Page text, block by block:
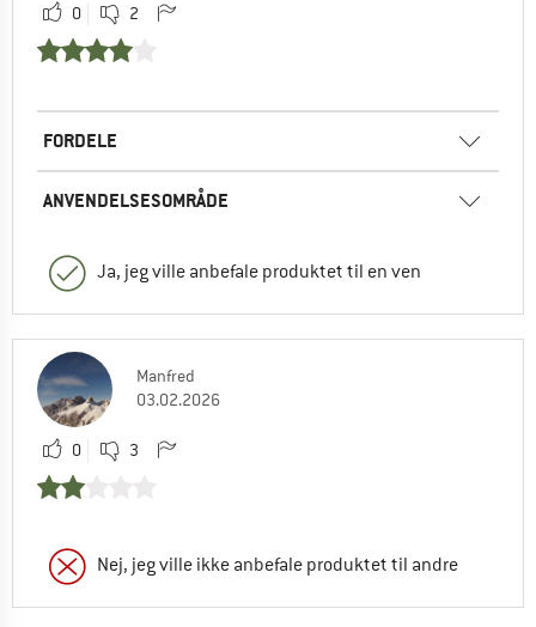
0 2
FORDELE
ANVENDELSESOMRÅDE
Ja, jeg ville anbefale produktet til en ven
Manfred
03.02.2026
0 3
Nej, jeg ville ikke anbefale produktet til andre